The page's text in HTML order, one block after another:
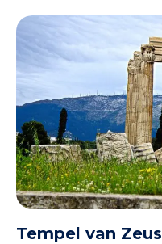
Tempel van Zeus